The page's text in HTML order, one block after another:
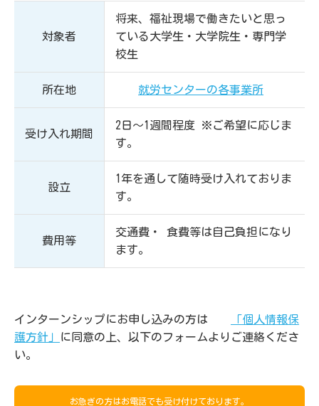
対象者
将来、福祉現場で働きたいと思っ
ている大学生・大学院生・専門学
校生
所在地 就労センターの各事業所
受け入れ期間
2日〜1週間程度 ※ご希望に応じま
す。
設立
1年を通して随時受け入れておりま
す。
費用等
交通費・ 食費等は自己負担になり
ます。
インターンシップにお申し込みの方は
「個人情報保
護方針」
に同意の上、以下のフォームよりご連絡くださ
い。
お急ぎの方はお電話でも受け付けております。